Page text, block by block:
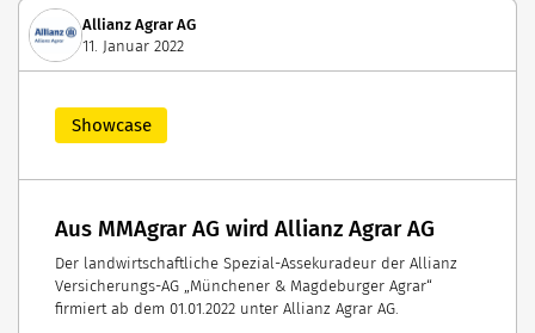
Allianz Agrar AG
11. Januar 2022
Showcase
Aus MMAgrar AG wird Allianz Agrar AG
Der landwirtschaftliche Spezial-Assekuradeur der Allianz
Versicherungs-AG „Münchener & Magdeburger Agrar“
firmiert ab dem 01.01.2022 unter Allianz Agrar AG.